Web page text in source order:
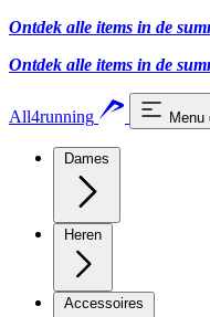
Ontdek alle items in de
Ontdek alle items in de
All4running Menu
Dames
Heren
Accessoires